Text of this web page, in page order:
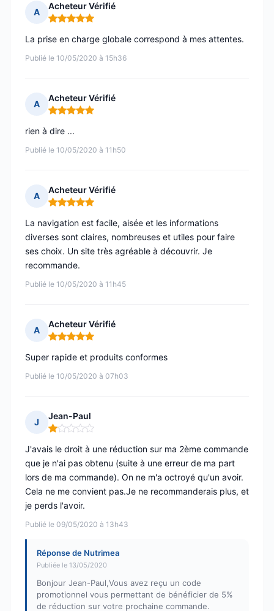
A
Acheteur Vérifié
Note : 5 sur 5
Publié le 10/05/2020 à 15h36
La prise en charge globale correspond à mes attentes.
A
Acheteur Vérifié
Note : 5 sur 5
Publié le 10/05/2020 à 11h50
rien à dire ...
A
Acheteur Vérifié
Note : 5 sur 5
Publié le 10/05/2020 à 11h45
La navigation est facile, aisée et les informations
diverses sont claires, nombreuses et utiles pour faire
ses choix. Un site très agréable à découvrir. Je
recommande.
A
Acheteur Vérifié
Note : 5 sur 5
Publié le 10/05/2020 à 07h03
Super rapide et produits conformes
J
Jean-Paul
Note : 1 sur 5
Publié le 09/05/2020 à 13h43
J'avais le droit à une réduction sur ma 2ème commande
que je n'ai pas obtenu (suite à une erreur de ma part
lors de ma commande). On ne m'a octroyé qu'un avoir.
Cela ne me convient pas.Je ne recommanderais plus, et
je perds l'avoir.
Réponse de Nutrimea
Publiée le 13/05/2020
Bonjour Jean-Paul,Vous avez reçu un code
promotionnel vous permettant de bénéficier de 5%
de réduction sur votre prochaine commande.